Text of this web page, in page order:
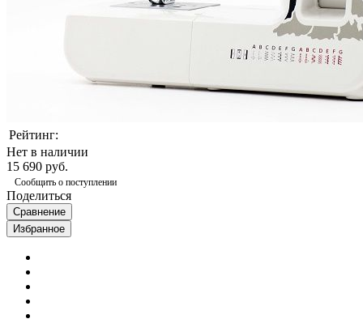
Рейтинг:
Нет в наличии
15 690 руб.
Сообщить о поступлении
Поделиться
Сравнение
Избранное